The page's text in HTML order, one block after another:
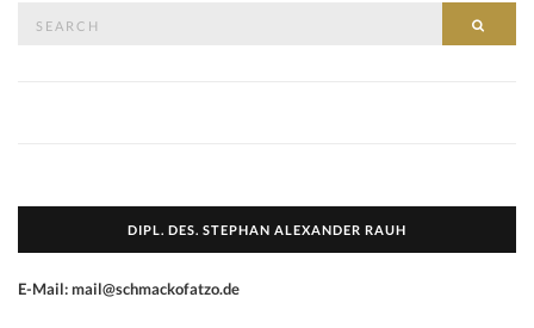
DIPL. DES. STEPHAN ALEXANDER RAUH
E-Mail: mail@schmackofatzo.de